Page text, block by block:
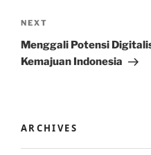
Next
Post
NEXT
Menggali Potensi
Kemajuan Indonesia
ARCHIVES